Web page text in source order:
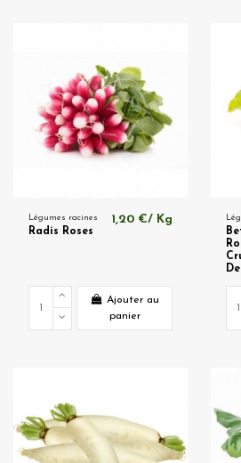
Légumes racines
Radis Roses
1,20 €/ Kg
Ajouter au
panier